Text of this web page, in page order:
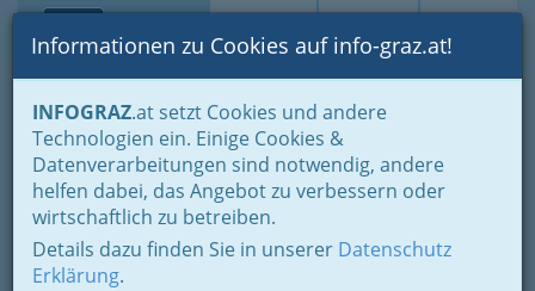
Suche Login Toggle
Informationen zu Cookies auf info-graz.at!
INFOGRAZ.at setzt Cookies und andere
Technologien ein. Einige Cookies &
Datenverarbeitungen sind notwendig, andere
helfen dabei, das Angebot zu verbessern oder
wirtschaftlich zu betreiben.
Details dazu finden Sie in unserer Datenschutz
Erklärung.
Home Fotos
Eröffnung styriarte Graz
2015
Previous